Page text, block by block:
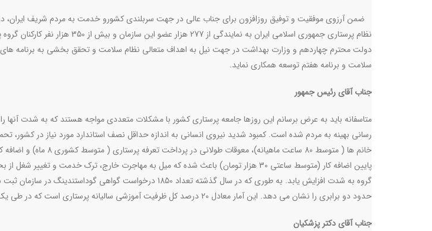
ضمن آرزوی موفقیت و توفیق روزافزون برای جناب عالی در جهت سربلندی کشورو خدمت به مردم شریف ایران، در
نظام پرستاری جمهوری اسلامی ایران به نمایندگی از
دولت محترم چهاردهم و وزارت بهداشت در جهت نیل به اهداف متعالی نظام سلامت و تحقق بخشی به برنامه
سلامت و برنامه هفتم توسعه همکاری نماید.
جناب آقای رئیس جمهور
متاسفانه باید به عرض برسانم این روزها جامعه پرستاری کشور با مشکلات متعددی مواجه هستند که به شدت
رسانی بهینه به مردم شده است. کمبود شدید نیروی انسانی به اندازه حداقل نصف استاندارد مورد نیاز در کشور،
پایین اضافه کار (متوسط ساعتی 30 هزار تومان) باعث شده که میل به مهاجرت خارج، ترک خدمت و
حدود دو برابری را نشان می دهد. این آمار معادل 20 درصد کل ظرفیت آموزشی سالیانه پرستاری است که در طی یک سال اقدام به مهاجرت نموده اند
جناب آقای دکتر پزشکیان